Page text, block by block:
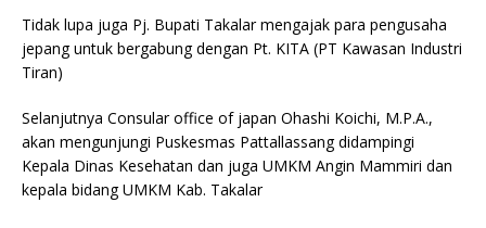
Tidak lupa juga Pj. Bupati Takalar mengajak para pengusaha
jepang untuk bergabung dengan Pt. KITA (PT Kawasan Industri
Tiran)
Selanjutnya Consular office of japan Ohashi Koichi, M.P.A.,
akan mengunjungi Puskesmas Pattallassang didampingi
Kepala Dinas Kesehatan dan juga UMKM Angin Mammiri dan
kepala bidang UMKM Kab. Takalar